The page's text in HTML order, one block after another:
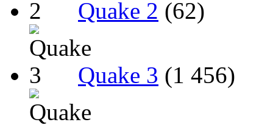
Quake 2 (62)
Quake 3 (1 456)